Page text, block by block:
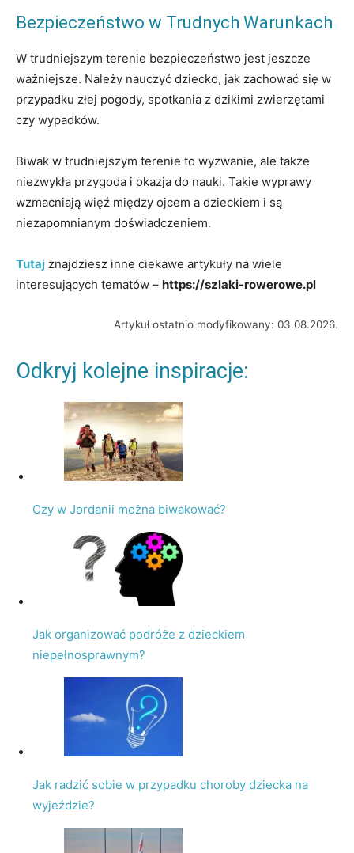
Bezpieczeństwo w Trudnych Warunkach
W trudniejszym terenie bezpieczeństwo jest jeszcze
ważniejsze. Należy nauczyć dziecko, jak zachować się w
przypadku złej pogody, spotkania z dzikimi zwierzętami
czy wypadków.
Biwak w trudniejszym terenie to wyzwanie, ale także
niezwykła przygoda i okazja do nauki. Takie wyprawy
wzmacniają więź między ojcem a dzieckiem i są
niezapomnianym doświadczeniem.
Tutaj znajdziesz inne ciekawe artykuły na wiele
interesujących tematów – https://szlaki-rowerowe.pl
Artykuł ostatnio modyfikowany: 03.08.2026.
Odkryj kolejne inspiracje:
Czy w Jordanii można biwakować?
Jak organizować podróże z dzieckiem
niepełnosprawnym?
Jak radzić sobie w przypadku choroby dziecka na
wyjeździe?